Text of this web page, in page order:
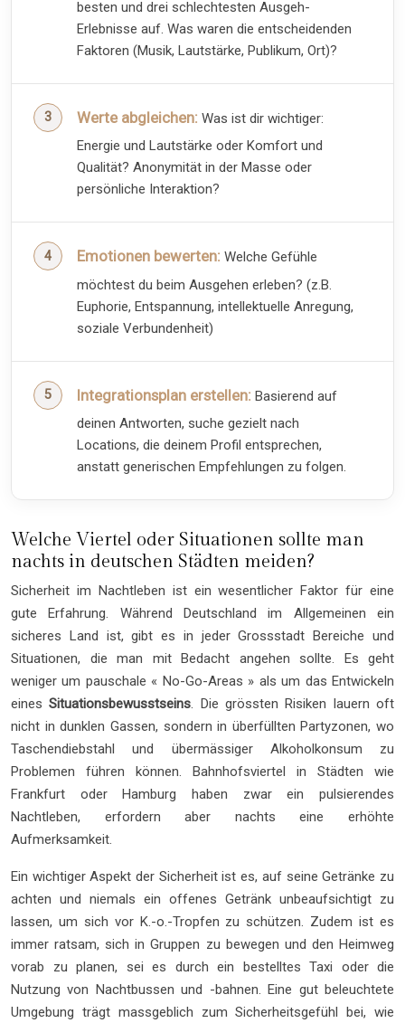
besten und drei schlechtesten Ausgeh-
Erlebnisse auf. Was waren die entscheidenden
Faktoren (Musik, Lautstärke, Publikum, Ort)?
Werte abgleichen: Was ist dir wichtiger:
Energie und Lautstärke oder Komfort und
Qualität? Anonymität in der Masse oder
persönliche Interaktion?
Emotionen bewerten: Welche Gefühle
möchtest du beim Ausgehen erleben? (z.B.
Euphorie, Entspannung, intellektuelle Anregung,
soziale Verbundenheit)
Integrationsplan erstellen: Basierend auf
deinen Antworten, suche gezielt nach
Locations, die deinem Profil entsprechen,
anstatt generischen Empfehlungen zu folgen.
Welche Viertel oder Situationen sollte man
nachts in deutschen Städten meiden?
Sicherheit im Nachtleben ist ein wesentlicher Faktor für eine
gute Erfahrung. Während Deutschland im Allgemeinen ein
sicheres Land ist, gibt es in jeder Grossstadt Bereiche und
Situationen, die man mit Bedacht angehen sollte. Es geht
weniger um pauschale « No-Go-Areas » als um das Entwickeln
einesSituationsbewusstseins. Die grössten Risiken lauern oft
nicht in dunklen Gassen, sondern in überfüllten Partyzonen, wo
Taschendiebstahl und übermässiger Alkoholkonsum zu
Problemen führen können. Bahnhofsviertel in Städten wie
Frankfurt oder Hamburg haben zwar ein pulsierendes
Nachtleben, erfordern aber nachts eine erhöhte
Aufmerksamkeit.
Ein wichtiger Aspekt der Sicherheit ist es, auf seine Getränke zu
achten und niemals ein offenes Getränk unbeaufsichtigt zu
lassen, um sich vor K.-o.-Tropfen zu schützen. Zudem ist es
immer ratsam, sich in Gruppen zu bewegen und den Heimweg
vorab zu planen, sei es durch ein bestelltes Taxi oder die
Nutzung von Nachtbussen und -bahnen. Eine gut beleuchtete
Umgebung trägt massgeblich zum Sicherheitsgefühl bei, wie